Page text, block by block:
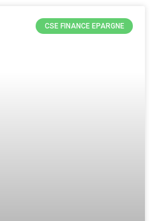
CSE FINANCE EPARGNE